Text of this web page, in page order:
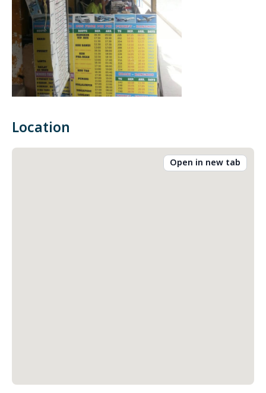
Location
Open in new tab